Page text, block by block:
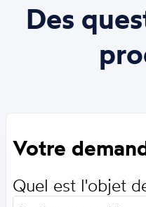
Des
Votre
Quel est l'objet